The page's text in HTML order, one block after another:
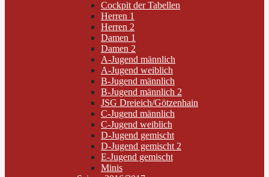
Cockpit der Tabellen
Herren 1
Herren 2
Damen 1
Damen 2
A-Jugend männlich
A-Jugend weiblich
B-Jugend männlich
B-Jugend männlich 2
JSG Dreieich/Götzenhain
C-Jugend männlich
C-Jugend weiblich
D-Jugend gemischt
D-Jugend gemischt 2
E-Jugend gemischt
Minis